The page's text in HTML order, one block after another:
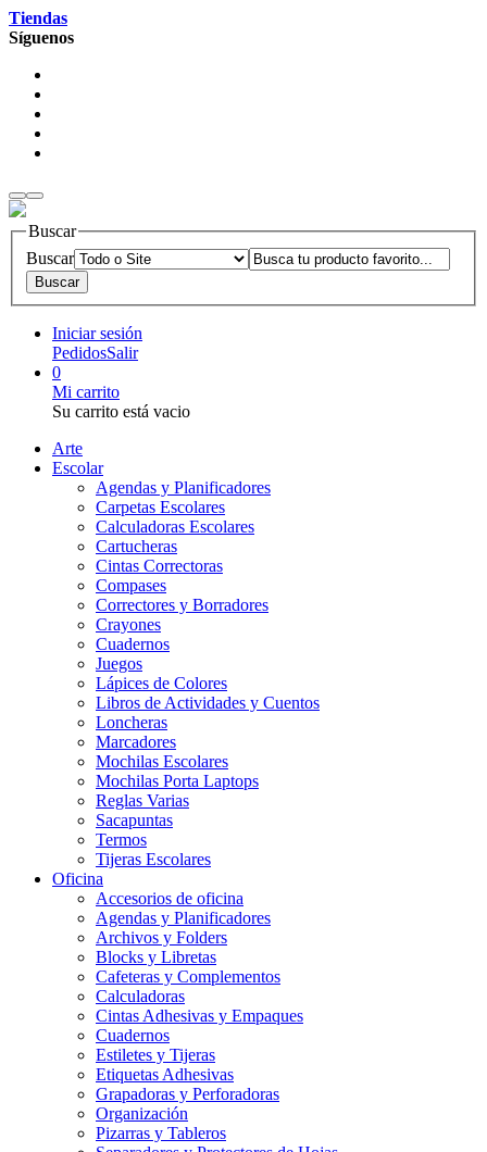
Tiendas
Síguenos
Buscar
Buscar
Iniciar sesión
PedidosSalir
0
Mi carrito
Su carrito está vacio
Arte
Escolar
Agendas y Planificadores
Carpetas Escolares
Calculadoras Escolares
Cartucheras
Cintas Correctoras
Compases
Correctores y Borradores
Crayones
Cuadernos
Juegos
Lápices de Colores
Libros de Actividades y Cuentos
Loncheras
Marcadores
Mochilas Escolares
Mochilas Porta Laptops
Reglas Varias
Sacapuntas
Termos
Tijeras Escolares
Oficina
Accesorios de oficina
Agendas y Planificadores
Archivos y Folders
Blocks y Libretas
Cafeteras y Complementos
Calculadoras
Cintas Adhesivas y Empaques
Cuadernos
Estiletes y Tijeras
Etiquetas Adhesivas
Grapadoras y Perforadoras
Organización
Pizarras y Tableros